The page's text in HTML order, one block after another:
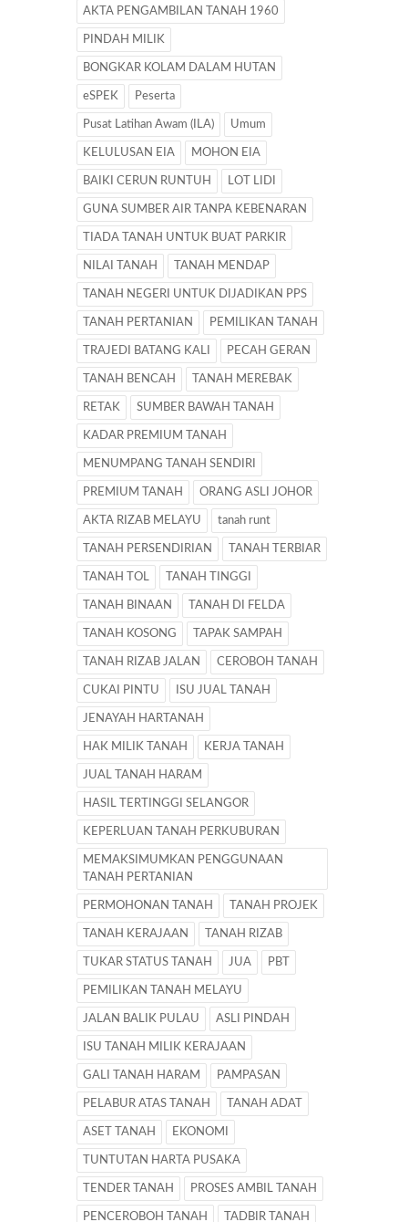
AKTA PENGAMBILAN TANAH 1960
PINDAH MILIK
BONGKAR KOLAM DALAM HUTAN
eSPEK Peserta
Pusat Latihan Awam (ILA) Umum
KELULUSAN EIA MOHON EIA
BAIKI CERUN RUNTUH LOT LIDI
GUNA SUMBER AIR TANPA KEBENARAN
TIADA TANAH UNTUK BUAT PARKIR
NILAI TANAH TANAH MENDAP
TANAH NEGERI UNTUK DIJADIKAN PPS
TANAH PERTANIAN PEMILIKAN TANAH
TRAJEDI BATANG KALI PECAH GERAN
TANAH BENCAH TANAH MEREBAK
RETAK SUMBER BAWAH TANAH
KADAR PREMIUM TANAH
MENUMPANG TANAH SENDIRI
PREMIUM TANAH ORANG ASLI JOHOR
AKTA RIZAB MELAYU tanah runt
TANAH PERSENDIRIAN TANAH TERBIAR
TANAH TOL TANAH TINGGI
TANAH BINAAN TANAH DI FELDA
TANAH KOSONG TAPAK SAMPAH
TANAH RIZAB JALAN CEROBOH TANAH
CUKAI PINTU ISU JUAL TANAH
JENAYAH HARTANAH
HAK MILIK TANAH KERJA TANAH
JUAL TANAH HARAM
HASIL TERTINGGI SELANGOR
KEPERLUAN TANAH PERKUBURAN
MEMAKSIMUMKAN PENGGUNAAN
TANAH PERTANIAN
PERMOHONAN TANAH TANAH PROJEK
TANAH KERAJAAN TANAH RIZAB
TUKAR STATUS TANAH JUA PBT
PEMILIKAN TANAH MELAYU
JALAN BALIK PULAU ASLI PINDAH
ISU TANAH MILIK KERAJAAN
GALI TANAH HARAM PAMPASAN
PELABUR ATAS TANAH TANAH ADAT
ASET TANAH EKONOMI
TUNTUTAN HARTA PUSAKA
TENDER TANAH PROSES AMBIL TANAH
PENCEROBOH TANAH TADBIR TANAH